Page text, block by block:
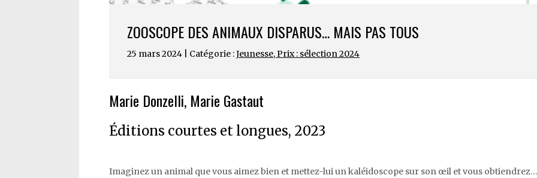
ZOOSCOPE DES ANIMAUX DISPARUS… MAIS PAS TOUS
25 mars 2024 | Catégorie :Jeunesse, Prix : sélection 2024
Marie Donzelli, Marie Gastaut
Éditions courtes et longues, 2023
Imaginez un animal que vous aimez bien et mettez-lui un kaléidoscope sur son œil et vous obtiendrez…